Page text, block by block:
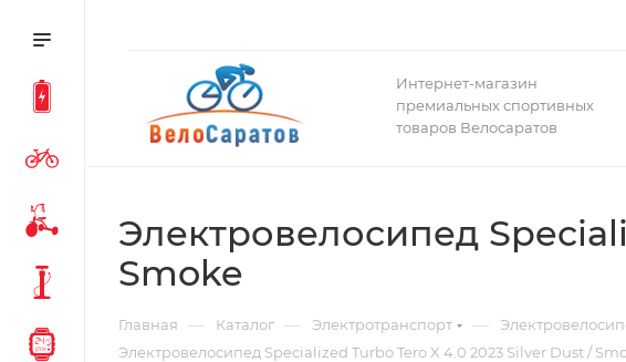
Интернет-магазин
премиальных спортивных
товаров Велосаратов
Электровелосипед
Smoke
Главная — Каталог — Электротранспорт —
Электровелосипед Specialized Turbo Tero X 4.0 2023 Silver Dust /